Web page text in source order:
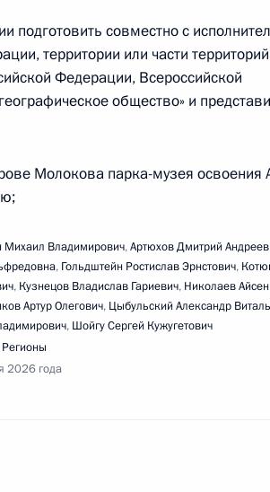
выставки участников
пленарного заседания форума
международного
подготовить совместно с
территории или части
Федерации, Всероссийской
общество» и
Молокова парка-музея освоения
Михаил Владимирович,Артюхов Дмитрий
, Гольдштейн Ростислав Эрнстович,
, Кузнецов Владислав Гариевич, Николаев
Артур Олегович, Цыбульский Александр
, Шойгу Сергей Кужугетович
Регионы
2026 года